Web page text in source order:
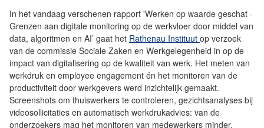
In het vandaag verschenen rapport 'Werken op waarde geschat -
Grenzen aan digitale monitoring op de werkvloer door middel van
data, algoritmen en AI’ gaat het Rathenau Instituut op verzoek
van de commissie Sociale Zaken en Werkgelegenheid in op de
impact van digitalisering op de kwaliteit van werk. Het meten van
werkdruk en employee engagement én het monitoren van de
productiviteit door werkgevers werd inzichtelijk gemaakt.
Screenshots om thuiswerkers te controleren, gezichtsanalyses bij
videosollicitaties en automatisch werkdrukadvies: van de
onderzoekers mag het monitoren van medewerkers minder.